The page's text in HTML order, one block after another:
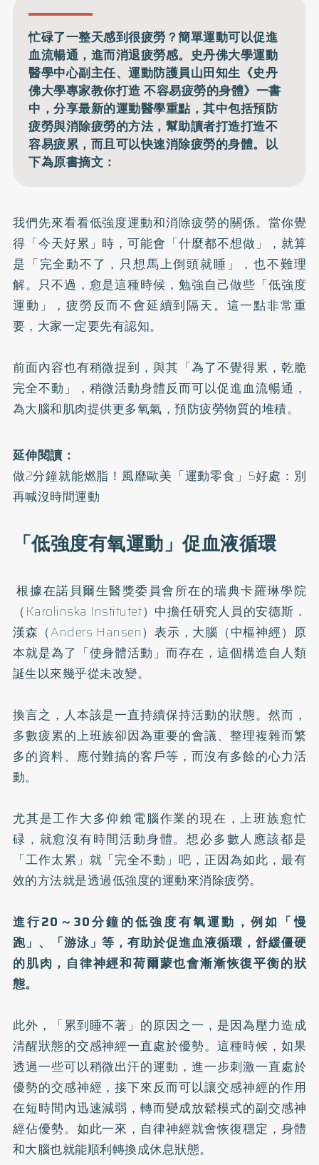
忙碌了一整天感到很疲勞？簡單運動可以促進
血流暢通，進而消退疲勞感。史丹佛大學運動
醫學中心副主任、運動防護員山田知生《史丹
佛大學專家教你打造 不容易疲勞的身體》一書
中，分享最新的運動醫學重點，其中包括預防
疲勞與消除疲勞的方法，幫助讀者打造打造不
容易疲累，而且可以快速消除疲勞的身體。以
下為原書摘文：
我們先來看看低強度運動和消除疲勞的關係。當你覺
得「今天好累」時，可能會「什麼都不想做」，就算
是「完全動不了，只想馬上倒頭就睡」，也不難理
解。只不過，愈是這種時候，勉強自己做些「低強度
運動」，疲勞反而不會延續到隔天。這一點非常重
要，大家一定要先有認知。
前面內容也有稍微提到，與其「為了不覺得累，乾脆
完全不動」，稍微活動身體反而可以促進血流暢通，
為大腦和肌肉提供更多氧氣，預防疲勞物質的堆積。
延伸閱讀：
做2分鐘就能燃脂！風靡歐美「運動零食」5好處：別
再喊沒時間運動
「低強度有氧運動」促血液循環
根據在諾貝爾生醫獎委員會所在的瑞典卡羅琳學院
（Karolinska Institutet）中擔任研究人員的安德斯．
漢森（Anders Hansen）表示，大腦（中樞神經）原
本就是為了「使身體活動」而存在，這個構造自人類
誕生以來幾乎從未改變。
換言之，人本該是一直持續保持活動的狀態。然而，
多數疲累的上班族卻因為重要的會議、整理複雜而繁
多的資料、應付難搞的客戶等，而沒有多餘的心力活
動。
尤其是工作大多仰賴電腦作業的現在，上班族愈忙
碌，就愈沒有時間活動身體。想必多數人應該都是
「工作太累」就「完全不動」吧，正因為如此，最有
效的方法就是透過低強度的運動來消除疲勞。
進行20～30分鐘的低強度有氧運動，例如「慢
跑」、「游泳」等，有助於促進血液循環，舒緩僵硬
的肌肉，自律神經和荷爾蒙也會漸漸恢復平衡的狀
態。
此外，「累到睡不著」的原因之一，是因為壓力造成
清醒狀態的交感神經一直處於優勢。這種時候，如果
透過一些可以稍微出汗的運動，進一步刺激一直處於
優勢的交感神經，接下來反而可以讓交感神經的作用
在短時間內迅速減弱，轉而變成放鬆模式的副交感神
經佔優勢。如此一來，自律神經就會恢復穩定，身體
和大腦也就能順利轉換成休息狀態。